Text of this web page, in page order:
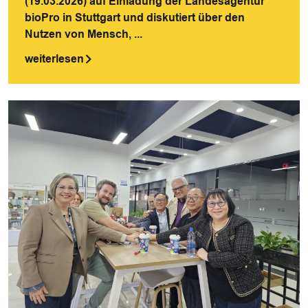
bioPro in Stuttgart und diskutiert über den
Nutzen von Mensch, ...
weiterlesen